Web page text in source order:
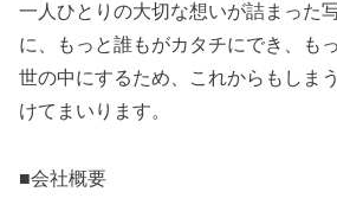
一人ひとりの大切な想いが詰まった
に、もっと誰もがカタチにでき、も
世の中にするため、これからもしま
けてまいります。
■会社概要